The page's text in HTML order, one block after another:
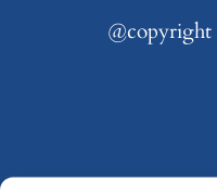
@copyright